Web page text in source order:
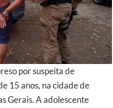
por suspeita de
15 anos, na cidade de
Gerais. A adolescente